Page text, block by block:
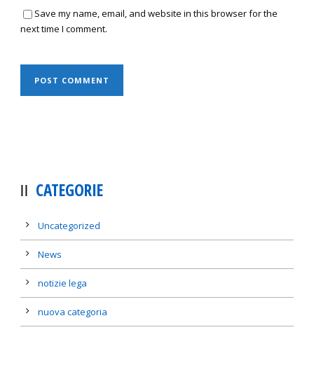
Save my name, email, and website in this browser for the
next time I comment.
CATEGORIE
Uncategorized
News
notizie lega
nuova categoria